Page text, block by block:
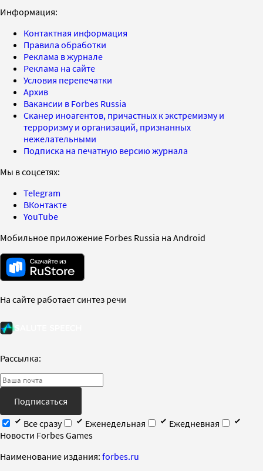
Информация:
Контактная информация
Правила обработки
Реклама в журнале
Реклама на сайте
Условия перепечатки
Архив
Вакансии в Forbes Russia
Сканер иноагентов, причастных к экстремизму и
терроризму и организаций, признанных
нежелательными
Подписка на печатную версию журнала
Мы в соцсетях:
Telegram
ВКонтакте
YouTube
Мобильное приложение Forbes Russia на Android
На сайте работает синтез речи
Рассылка:
Подписаться
Все сразу
Еженедельная
Ежедневная
Новости Forbes Games
Наименование издания: forbes.ru